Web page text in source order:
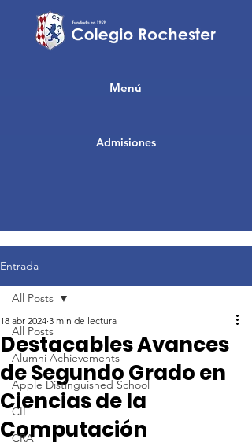
Admisiones
Menú
Entrada
All Posts
Alumni Achievements
Apple Distinguished School
CIF
CRA
All Posts
Destacables Avances
de Segundo Grado en
Ciencias de la
Computación
18 abr 2024 3 min de lectura